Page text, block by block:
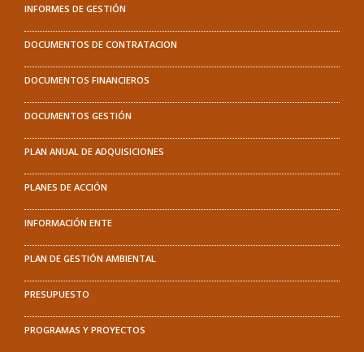
INFORMES DE GESTIÓN
DOCUMENTOS DE CONTRATACION
DOCUMENTOS FINANCIEROS
DOCUMENTOS GESTIÓN
PLAN ANUAL DE ADQUISICIONES
PLANES DE ACCIÓN
INFORMACIÓN ENTE
PLAN DE GESTIÓN AMBIENTAL
PRESUPUESTO
PROGRAMAS Y PROYECTOS